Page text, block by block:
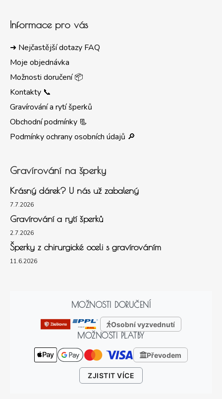
Informace pro vás
➜ Nejčastější dotazy FAQ
Moje objednávka
Možnosti doručení 📦
Kontakty 📞
Gravírování a rytí šperků
Obchodní podmínky 📃
Podmínky ochrany osobních údajů 🔎
Gravírování na šperky
Krásný dárek? U nás už zabalený
7.7.2026
Gravírování a rytí šperků
2.7.2026
Šperky z chirurgické oceli s gravírováním
11.6.2026
MOŽNOSTI DORUČENÍ
Osobní vyzvednutí
MOŽNOSTI PLATBY
Převodem
ZJISTIT VÍCE